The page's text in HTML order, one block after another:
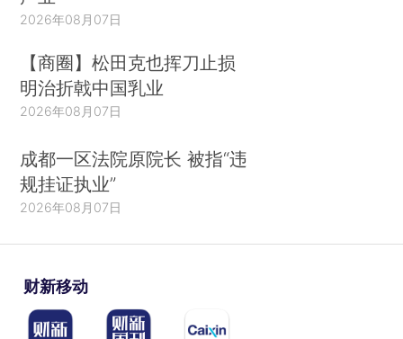
2026年08月07日
【商圈】松田克也挥刀止损
明治折戟中国乳业
2026年08月07日
成都一区法院原院长 被指“违
规挂证执业”
2026年08月07日
财新移动